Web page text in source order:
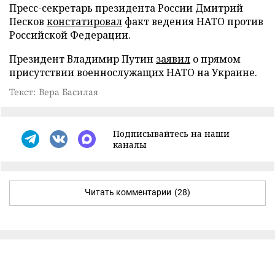
Пресс-секретарь президента России Дмитрий
Песков констатировал факт ведения НАТО против
Российской Федерации.
Президент Владимир Путин заявил о прямом
присутствии военнослужащих НАТО на Украине.
Текст: Вера Басилая
Подписывайтесь на наши
каналы
Читать комментарии (28)